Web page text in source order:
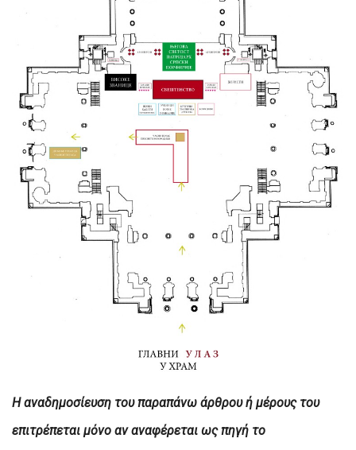
H αναδημοσίευση του παραπάνω άρθρου ή μέρους του
επιτρέπεται μόνο αν αναφέρεται ως πηγή το